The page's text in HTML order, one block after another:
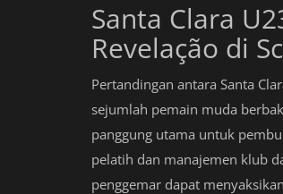
Santa Clara
Revelação di
Pertandingan antara Santa
sejumlah pemain muda
panggung utama untuk
pelatih dan manajemen klub
penggemar dapat